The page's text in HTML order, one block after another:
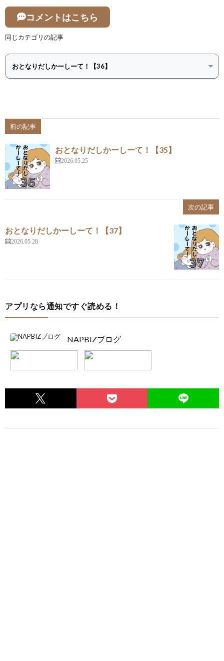
コメントはこちら
同じカテゴリの記事
前の記事
おとなりだしかーしーて！【35】
2026.05.25
次の記事
おとなりだしかーしーて！【37】
2026.05.28
アプリなら通知ですぐ読める！
NAPBIZブログ